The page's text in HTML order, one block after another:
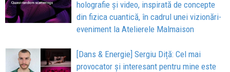
holografie și video, inspirată de concepte
din fizica cuantică, în cadrul unei vizionări-
eveniment la Atelierele Malmaison
[Dans & Energie] Sergiu Diță: Cel mai
provocator și interesant pentru mine este